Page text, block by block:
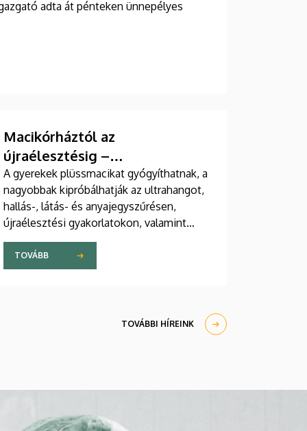
adta át pénteken ünnepélyes
Macikórháztól az
újraélesztésig –
egészségprogramok a
Campuson
A gyerekek plüssmacikat gyógyíthatnak, a
nagyobbak kipróbálhatják az ultrahangot,
hallás-, látás- és anyajegyszűrésen,
újraélesztési gyakorlatokon, valamint
zeneterápiás és a mentális egészséget
támogató prevenciós foglalkozásokon is
részt vehetnek a július 22-én kezdődő
Általános Orvostudományi Kar sokszínű
Terápiás Központban.
TOVÁBB
TOVÁBBI HÍREINK